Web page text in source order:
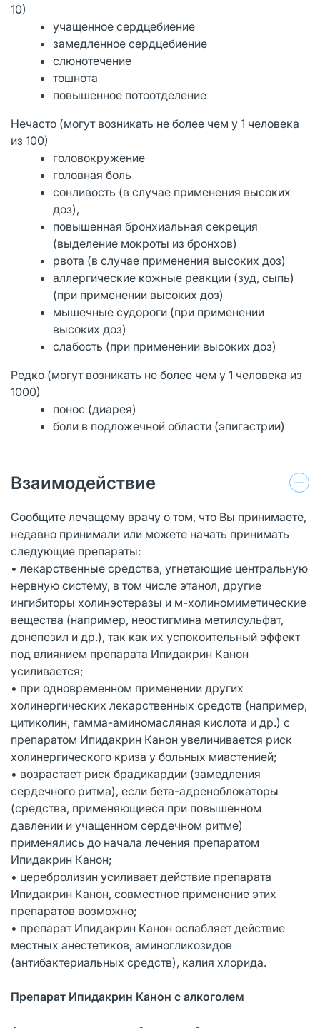
10)
учащенное сердцебиение
замедленное сердцебиение
слюнотечение
тошнота
повышенное потоотделение
Нечасто (могут возникать не более чем у 1 человека
из 100)
головокружение
головная боль
сонливость (в случае применения высоких
доз),
повышенная бронхиальная секреция
(выделение мокроты из бронхов)
рвота (в случае применения высоких доз)
аллергические кожные реакции (зуд, сыпь)
(при применении высоких доз)
мышечные судороги (при применении
высоких доз)
слабость (при применении высоких доз)
Редко (могут возникать не более чем у 1 человека из
1000)
понос (диарея)
боли в подложечной области (эпигастрии)
Взаимодействие
Сообщите лечащему врачу о том, что Вы принимаете,
недавно принимали или можете начать принимать
следующие препараты:
• лекарственные средства, угнетающие центральную
нервную систему, в том числе этанол, другие
ингибиторы холинэстеразы и м-холиномиметические
вещества (например, неостигмина метилсульфат,
донепезил и др.), так как их успокоительный эффект
под влиянием препарата Ипидакрин Канон
усиливается;
• при одновременном применении других
холинергических лекарственных средств (например,
цитиколин, гамма-аминомасляная кислота и др.) с
препаратом Ипидакрин Канон увеличивается риск
холинергического криза у больных миастенией;
• возрастает риск брадикардии (замедления
сердечного ритма), если бета-адреноблокаторы
(средства, применяющиеся при повышенном
давлении и учащенном сердечном ритме)
применялись до начала лечения препаратом
Ипидакрин Канон;
• церебролизин усиливает действие препарата
Ипидакрин Канон, совместное применение этих
препаратов возможно;
• препарат Ипидакрин Канон ослабляет действие
местных анестетиков, аминогликозидов
(антибактериальных средств), калия хлорида.
Препарат Ипидакрин Канон с алкоголем